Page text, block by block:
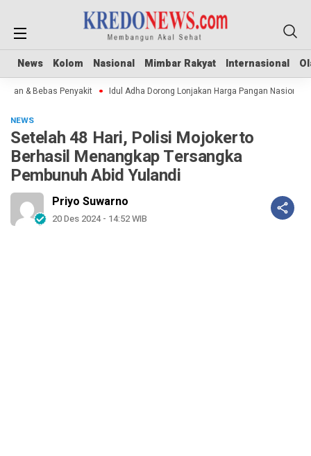
News Kolom Nasional Mimbar Rakyat Internasional
News Kolom Nasional Mimbar Rakyat Internasional
& Bebas Penyakit Idul Adha Dorong Lonjakan Harga Pangan Nasional
NEWS
Setelah 48 Hari, Polisi Mojokerto
Berhasil Menangkap Tersangka
Pembunuh Abid Yulandi
Priyo Suwarno
20 Des 2024 - 14:52 WIB